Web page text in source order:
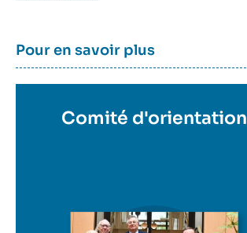
En
savoir
plus
Titre
container
Pour en savoir plus
Titre
Comité d'orientation